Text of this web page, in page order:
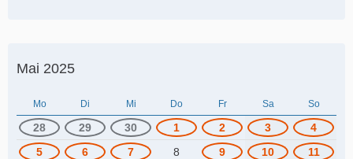
Mai 2025
Mo Di Mi Do Fr Sa So
28 29 30 1 2 3
4
5
6 7 8 9 10
11